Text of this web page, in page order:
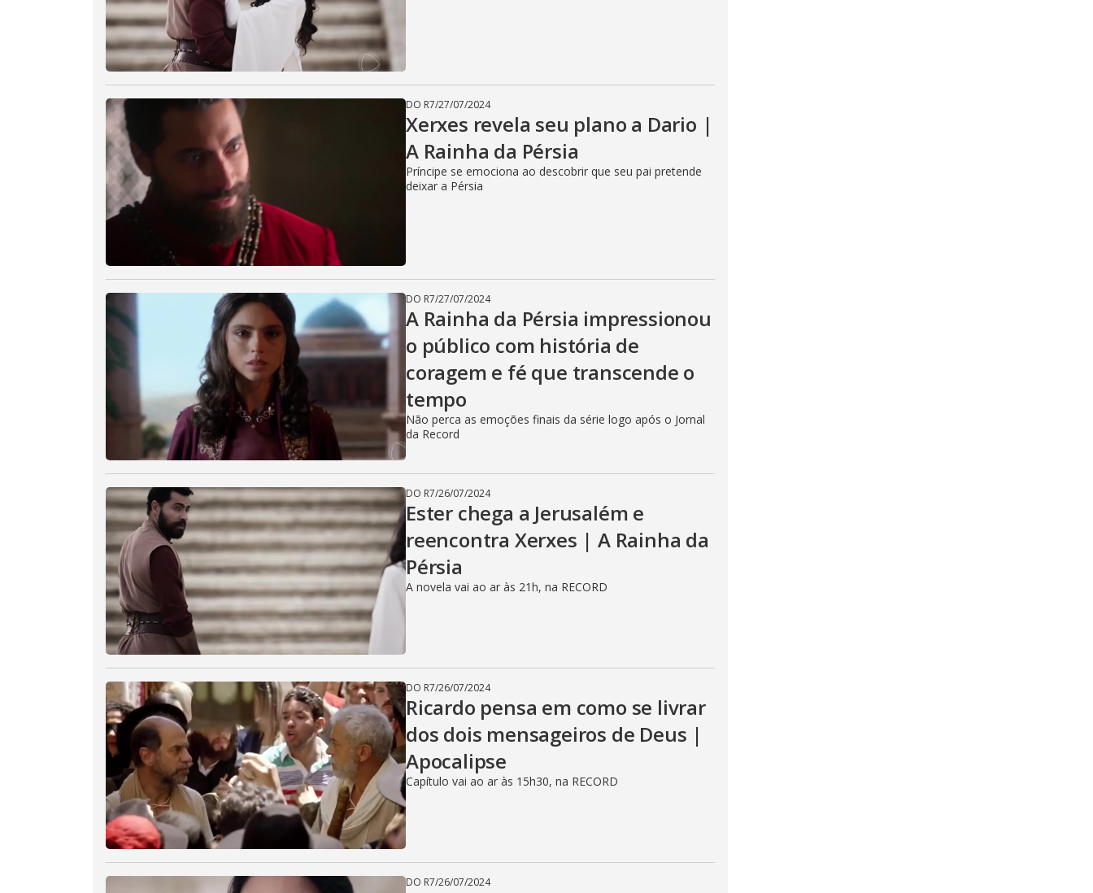
DO R7/27/07/2024
Xerxes revela seu plano a Dario |
A Rainha da Pérsia
Príncipe se emociona ao descobrir que seu pai pretende
deixar a Pérsia
DO R7/27/07/2024
A Rainha da Pérsia impressionou
o público com história de
coragem e fé que transcende o
tempo
Não perca as emoções finais da série logo após o Jornal
da Record
DO R7/26/07/2024
Ester chega a Jerusalém e
reencontra Xerxes | A Rainha da
Pérsia
A novela vai ao ar às 21h, na RECORD
DO R7/26/07/2024
Ricardo pensa em como se livrar
dos dois mensageiros de Deus |
Apocalipse
Capítulo vai ao ar às 15h30, na RECORD
DO R7/26/07/2024